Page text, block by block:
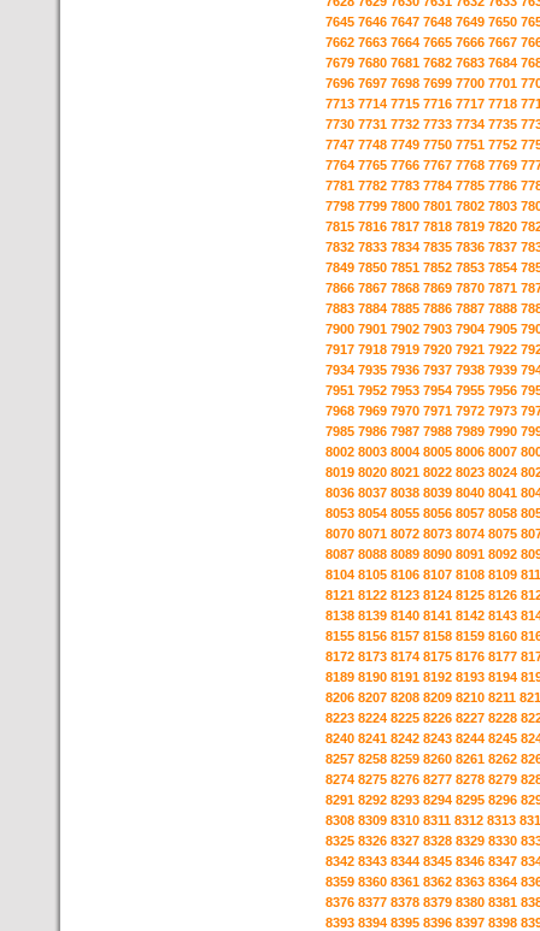
7645 7646 7647 7648 7649 7650
7662 7663 7664 7665 7666 7667
7679 7680 7681 7682 7683 7684
7696 7697 7698 7699 7700 7701
7713 7714 7715 7716 7717 7718
7730 7731 7732 7733 7734 7735
7747 7748 7749 7750 7751 7752
7764 7765 7766 7767 7768 7769
7781 7782 7783 7784 7785 7786
7798 7799 7800 7801 7802 7803
7815 7816 7817 7818 7819 7820
7832 7833 7834 7835 7836 7837
7849 7850 7851 7852 7853 7854
7866 7867 7868 7869 7870 7871
7883 7884 7885 7886 7887 7888
7900 7901 7902 7903 7904 7905
7917 7918 7919 7920 7921 7922
7934 7935 7936 7937 7938 7939
7951 7952 7953 7954 7955 7956
7968 7969 7970 7971 7972 7973
7985 7986 7987 7988 7989 7990
8002 8003 8004 8005 8006 8007
8019 8020 8021 8022 8023 8024
8036 8037 8038 8039 8040 8041
8053 8054 8055 8056 8057 8058
8070 8071 8072 8073 8074 8075
8087 8088 8089 8090 8091 8092
8104 8105 8106 8107 8108 8109
8121 8122 8123 8124 8125 8126
8138 8139 8140 8141 8142 8143
8155 8156 8157 8158 8159 8160
8172 8173 8174 8175 8176 8177
8189 8190 8191 8192 8193 8194
8206 8207 8208 8209 8210 8211
8223 8224 8225 8226 8227 8228
8240 8241 8242 8243 8244 8245
8257 8258 8259 8260 8261 8262
8274 8275 8276 8277 8278 8279
8291 8292 8293 8294 8295 8296
8308 8309 8310 8311 8312 8313
8325 8326 8327 8328 8329 8330
8342 8343 8344 8345 8346 8347
8359 8360 8361 8362 8363 8364
8376 8377 8378 8379 8380 8381
8393 8394 8395 8396 8397 8398